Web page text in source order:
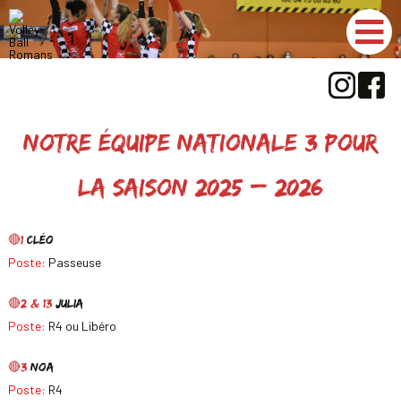
au
contenu
Notre équipe Nationale 3 pour
la saison 2025 – 2026
🔴1Cléo
Poste: Passeuse
🔴2 & 13Julia
Poste: R4 ou Libéro
🔴3Noa
Poste: R4